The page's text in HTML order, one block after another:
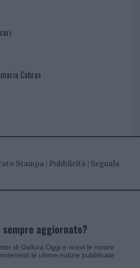
Cabras
Stampa| Pubblicità| Segnala
aggiornato?
di Gallura Oggi e ricevi le nostre
le ultime notizie pubblicate